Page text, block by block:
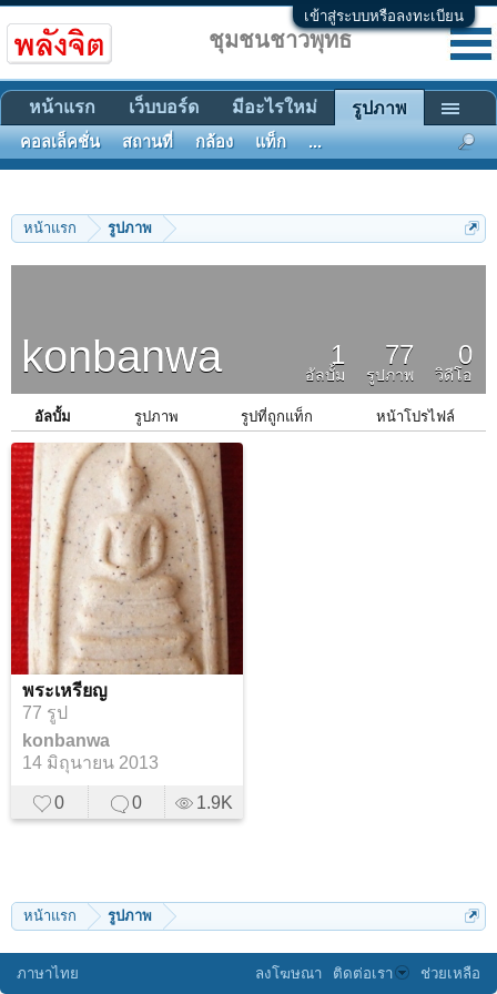
เข้าสู่ระบบหรือลงทะเบียน
หน้าแรก รูปภาพ
konbanwa 1
อัลบั้ม
77
รูปภาพ
0
วิดีโอ
อัลบั้ม รูปภาพ รูปที่ถูกแท็ก หน้าโปรไฟล์
พระเหรียญ
77 รูป
konbanwa
14 มิถุนายน 2013
0 0 1.9K
หน้าแรก รูปภาพ
ชุมชนชาวพุทธ
หน้าแรก เว็บบอร์ด มีอะไรใหม่ รูปภาพ
คอลเล็คชั่น สถานที่ กล้อง แท็ก ...
ภาษาไทย ลงโฆษณา ติดต่อเรา ช่วยเหลือ